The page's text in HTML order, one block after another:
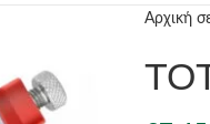
Αρχική